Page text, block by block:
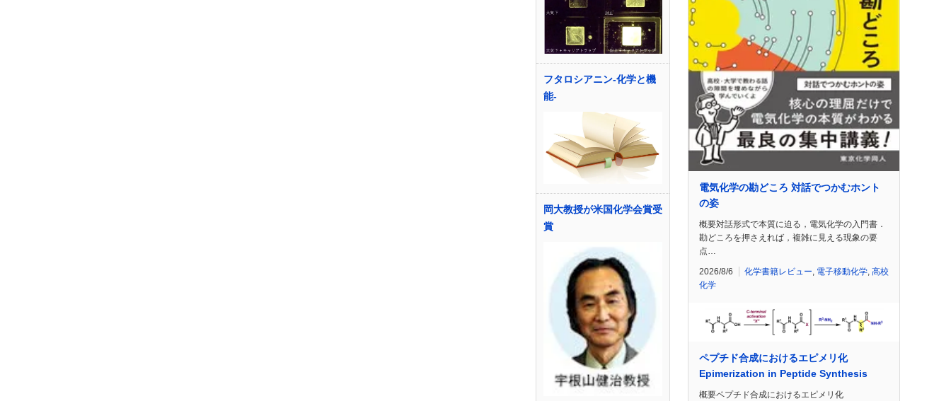
フタロシアニン-化学と機
能-
岡大教授が米国化学会賞受
賞
電気化学の勘どころ 対話でつかむホント
の姿
概要対話形式で本質に迫る，電気化学の入門書．
勘どころを押さえれば，複雑に見える現象の要
点…
2026/8/6 化学書籍レビュー 電子移動化学 高校
化学
ペプチド合成におけるエピメリ化
Epimerization in Peptide Synthesis
概要ペプチド合成におけるエピメリ化